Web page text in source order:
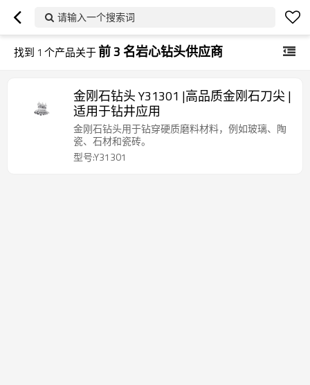
请输入一个搜索词
找到 1 个产品关于前 3 名岩心钻头供应商
金刚石钻头 Y31301 |高品质金刚石刀尖 |
适用于钻井应用
金刚石钻头用于钻穿硬质磨料材料，例如玻璃、陶
瓷、石材和瓷砖。
型号:Y31301